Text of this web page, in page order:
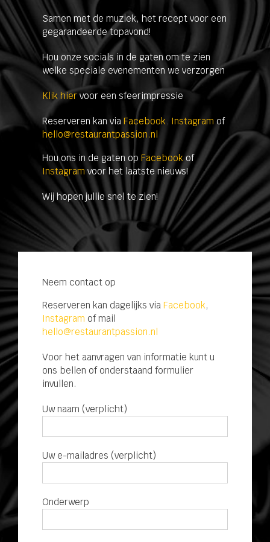
Samen met de muziek, het recept voor een
gegarandeerde topavond!
Hou onze socials in de gaten om te zien
welke speciale evenementen we verzorgen
Klik hier voor een sfeerimpressie
Reserveren kan via Facebook, Instagram of
hello@restaurantpassion.nl
Hou ons in de gaten op Facebookof
Instagram voor het laatste nieuws!
Wij hopen jullie snel te zien!
Neem contact op
Reserveren kan dagelijks via Facebook,
Instagram of mail
hello@restaurantpassion.nl
Voor het aanvragen van informatie kunt u
ons bellen of onderstaand formulier
invullen.
Uw naam (verplicht)
Uw e-mailadres (verplicht)
Onderwerp